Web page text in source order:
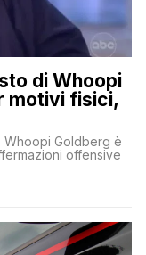
di Whoopi
motivi fisici,
Goldberg è
offensive